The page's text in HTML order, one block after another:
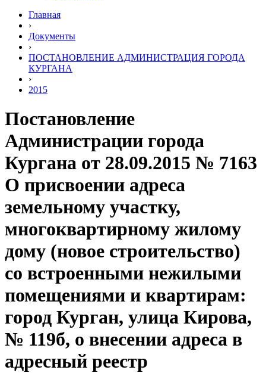
Главная
›
Документы
›
ПОСТАНОВЛЕНИЕ АДМИНИСТРАЦИЯ ГОРОДА
КУРГАНА
›
2015
Постановление
Администрации города
Кургана от 28.09.2015 № 7163
О присвоении адреса
земельному участку,
многоквартирному жилому
дому (новое строительство)
со встроенными нежилыми
помещениями и квартирам:
город Курган, улица Кирова,
№ 119б, о внесении адреса в
адресный реестр